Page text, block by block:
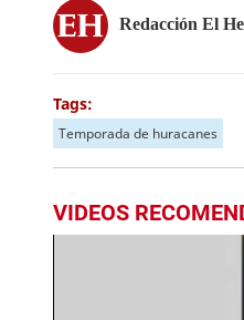
Redacción El
Tags:
Temporada de huracanes
VIDEOS